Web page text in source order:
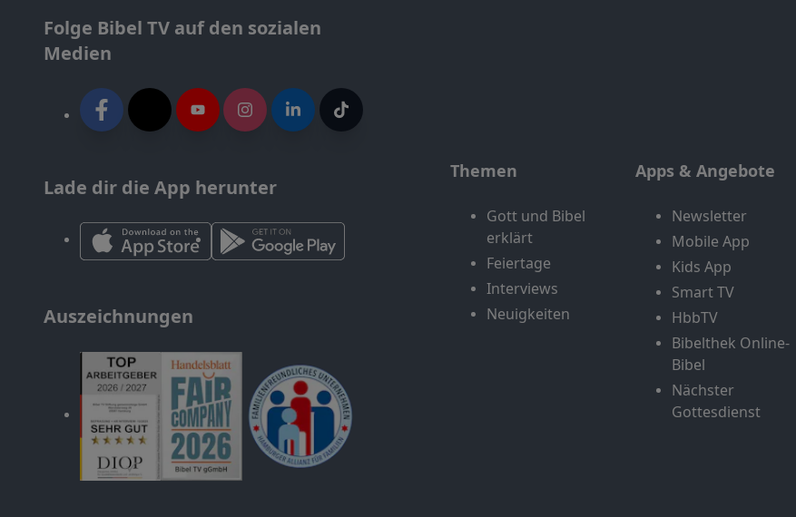
Folge Bibel TV auf den sozialen
Medien
Lade dir die App herunter
Auszeichnungen
Themen
Gott und Bibel
erklärt
Feiertage
Interviews
Neuigkeiten
Apps & Angebote
Newsletter
Mobile App
Kids App
Smart TV
HbbTV
Bibelthek Online-
Bibel
Nächster
Gottesdienst